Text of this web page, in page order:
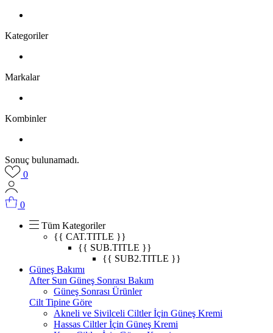
Kategoriler
Markalar
Kombinler
Sonuç bulunamadı.
0
0
Tüm Kategoriler
{{ CAT.TITLE }}
{{ SUB.TITLE }}
{{ SUB2.TITLE }}
Güneş Bakımı
After Sun Güneş Sonrası Bakım
Güneş Sonrası Ürünler
Cilt Tipine Göre
Akneli ve Sivilceli Ciltler İçin Güneş Kremi
Hassas Ciltler İçin Güneş Kremi